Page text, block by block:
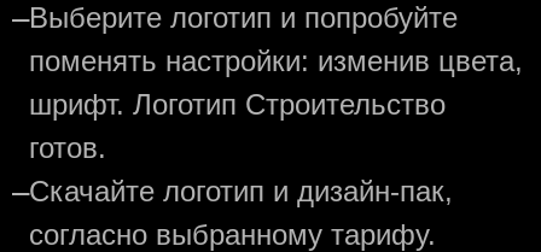
—Выберите логотип и попробуйте
поменять настройки: изменив цвета,
шрифт. Логотип Строительство
готов.
—Скачайте логотип и дизайн-пак,
согласно выбранному тарифу.